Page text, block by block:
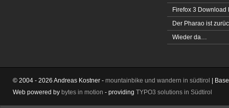
Firefox 3 Download
Der Pharao ist
Wieder da…
© 2004 - 2026 Andreas Kostner - mountainbike und wandern in südtirol |
Web powered by bytes in motion - providing TYPO3 solutions in Südtirol